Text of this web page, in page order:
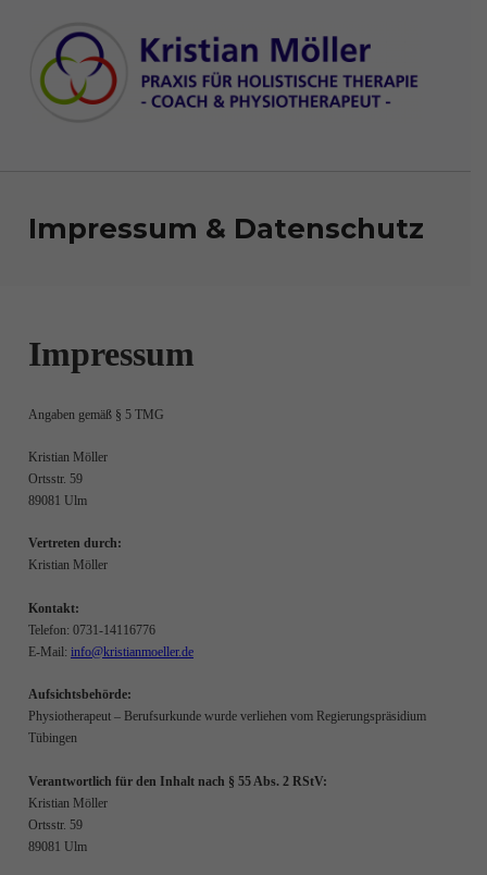
Impressum & Datenschutz
Impressum
Angaben gemäß § 5 TMG
Kristian Möller
Ortsstr. 59
89081 Ulm
Vertreten durch:
Kristian Möller
Kontakt:
Telefon: 0731-14116776
E-Mail: info@kristianmoeller.de
Aufsichtsbehörde:
Physiotherapeut – Berufsurkunde wurde verliehen vom Regierungspräsidium
Tübingen
Verantwortlich für den Inhalt nach § 55 Abs. 2 RStV:
Kristian Möller
Ortsstr. 59
89081 Ulm